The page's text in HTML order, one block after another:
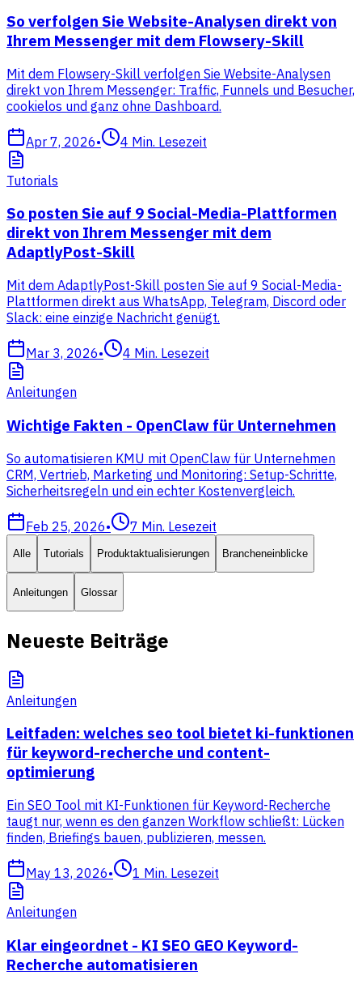
So verfolgen Sie Website-Analysen direkt von
Ihrem Messenger mit dem Flowsery-Skill
Mit dem Flowsery-Skill verfolgen Sie Website-Analysen
direkt von Ihrem Messenger: Traffic, Funnels und Besucher,
cookielos und ganz ohne Dashboard.
Apr 7, 2026• 4 Min. Lesezeit
Tutorials
So posten Sie auf 9 Social-Media-Plattformen
direkt von Ihrem Messenger mit dem
AdaptlyPost-Skill
Mit dem AdaptlyPost-Skill posten Sie auf 9 Social-Media-
Plattformen direkt aus WhatsApp, Telegram, Discord oder
Slack: eine einzige Nachricht genügt.
Mar 3, 2026• 4 Min. Lesezeit
Anleitungen
Wichtige Fakten - OpenClaw für Unternehmen
So automatisieren KMU mit OpenClaw für Unternehmen
CRM, Vertrieb, Marketing und Monitoring: Setup-Schritte,
Sicherheitsregeln und ein echter Kostenvergleich.
Feb 25, 2026• 7 Min. Lesezeit
Alle Tutorials Produktaktualisierungen Brancheneinblicke
Anleitungen Glossar
Neueste Beiträge
Anleitungen
Leitfaden: welches seo tool bietet ki-funktionen
für keyword-recherche und content-
optimierung
Ein SEO Tool mit KI-Funktionen für Keyword-Recherche
taugt nur, wenn es den ganzen Workflow schließt: Lücken
finden, Briefings bauen, publizieren, messen.
May 13, 2026• 1 Min. Lesezeit
Anleitungen
Klar eingeordnet - KI SEO GEO Keyword-
Recherche automatisieren